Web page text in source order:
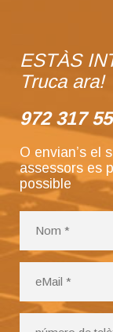
ESTÀS
Truca ara!
972 317
O envian’s el
assessors es
possible